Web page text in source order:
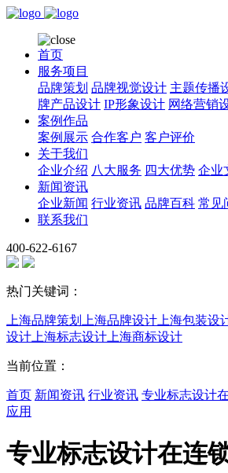
首页
服务项目
品牌策划 品牌视觉设计 主题传播
牌产品设计 IP形象设计 网络营销
案例作品
案例展示 合作客户 客户评价
关于我们
企业介绍 八大服务 四大优势 企业
新闻资讯
企业新闻 行业资讯 品牌百科 常见
联系我们
400-622-6167
热门关键词：
上海品牌策划 上海品牌设计 上海包装设
设计 上海标志设计 上海商标设计
当前位置：
首页 新闻资讯 行业资讯 专业标志设计
应用
专业标志设计在连